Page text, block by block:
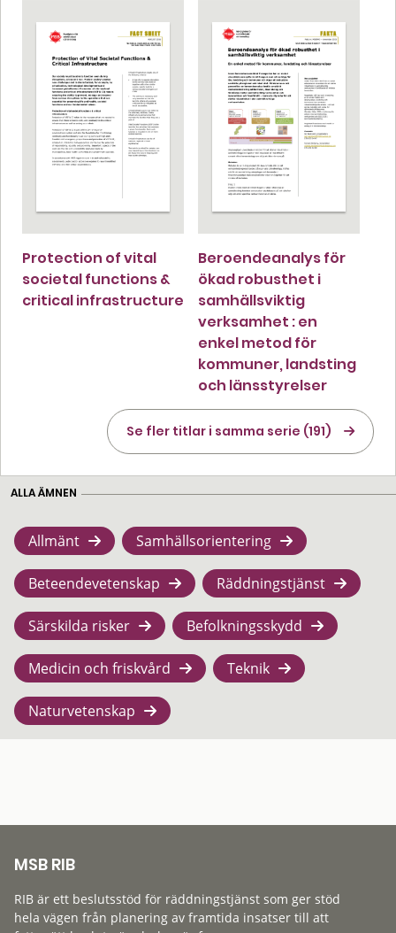
Protection of vital
societal functions &
critical infrastructure
Beroendeanalys för
ökad robusthet i
samhällsviktig
verksamhet : en
enkel metod för
kommuner, landsting
och länsstyrelser
Se fler titlar i samma serie (191)
ALLA ÄMNEN
Allmänt Samhällsorientering
Beteendevetenskap Räddningstjänst
Särskilda risker Befolkningsskydd
Medicin och friskvård Teknik
Naturvetenskap
MSB RIB
RIB är ett beslutsstöd för räddningstjänst som ger stöd
hela vägen från planering av framtida insatser till att